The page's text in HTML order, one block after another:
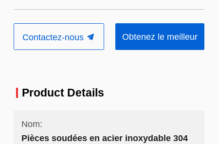
Contactez-nous Obtenez le meilleur
Product Details
Nom:
Pièces soudées en acier inoxydable 304